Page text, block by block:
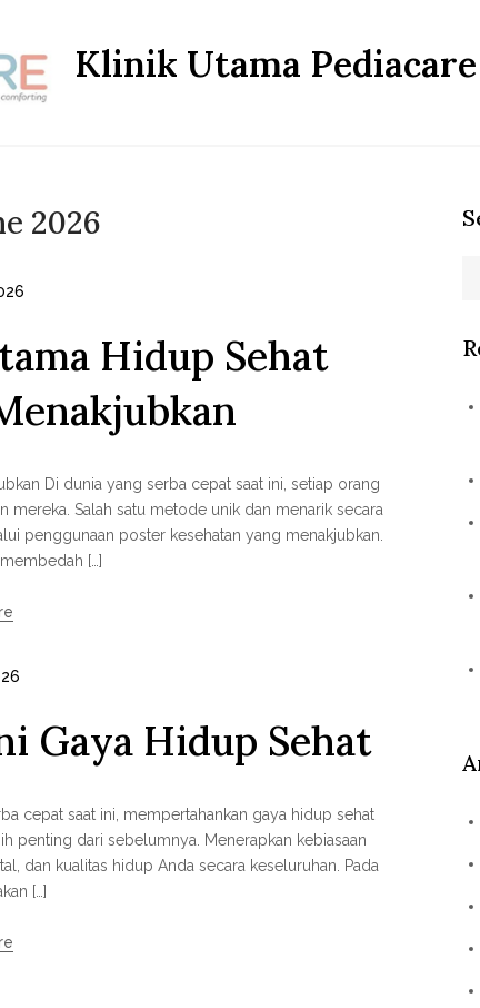
Klinik Utama
2026
Hidup Sehat
Di dunia yang serba cepat saat ini, setiap orang
mereka. Salah satu metode unik dan menarik secara
penggunaan poster kesehatan yang menakjubkan.
[…]
Gaya Hidup Sehat
cepat saat ini, mempertahankan gaya hidup sehat
penting dari sebelumnya. Menerapkan kebiasaan
dan kualitas hidup Anda secara keseluruhan. Pada
[…]